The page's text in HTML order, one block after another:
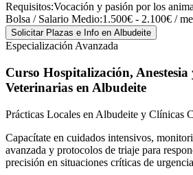
Requisitos:Vocación y pasión por los
Bolsa / Salario Medio:1.500€ - 2.100€ /
Solicitar Plazas e Info en Albudeite
Especialización Avanzada
Curso Hospitalización, Anestesia
Veterinarias en Albudeite
Prácticas Locales en Albudeite y Clínicas
Capacítate en cuidados intensivos,
avanzada y protocolos de triaje para
precisión en situaciones críticas de